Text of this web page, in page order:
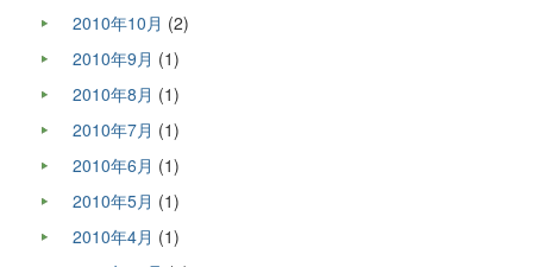
2010年10月 (2)
2010年9月 (1)
2010年8月 (1)
2010年7月 (1)
2010年6月 (1)
2010年5月 (1)
2010年4月 (1)